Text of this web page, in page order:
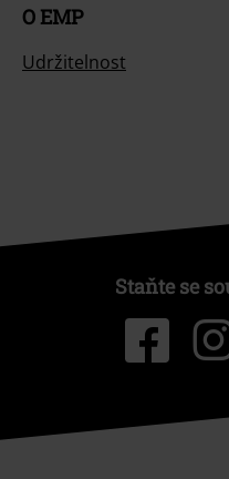
O EMP
Udržitelnost
Staňte se